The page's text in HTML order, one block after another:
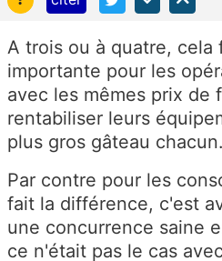
A trois ou à quatre,
importante pour les
avec les mêmes prix de
rentabiliser leurs
plus gros gâteau chacun.
Par contre pour les
fait la différence, c'est
une concurrence saine
ce n'était pas le cas